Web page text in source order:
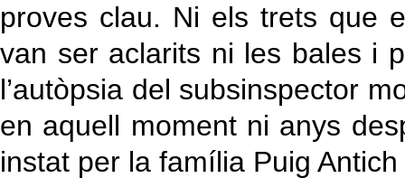
proves clau. Ni els trets que
van ser aclarits ni les bales i
l’autòpsia del subsinspector
en aquell moment ni anys
instat per la família Puig